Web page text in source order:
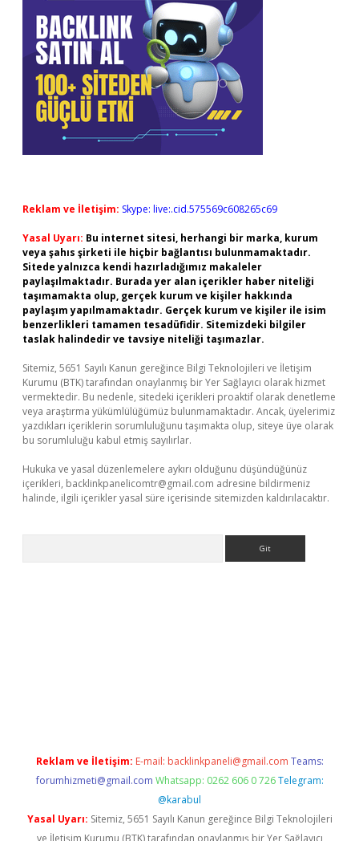
Reklam ve İletişim: Skype: live:.cid.575569c608265c69
Yasal Uyarı: Bu internet sitesi, herhangi bir marka, kurum
veya şahıs şirketi ile hiçbir bağlantısı bulunmamaktadır.
Sitede yalnızca kendi hazırladığımız makaleler
paylaşılmaktadır. Burada yer alan içerikler haber niteliği
taşımamakta olup, gerçek kurum ve kişiler hakkında
paylaşım yapılmamaktadır. Gerçek kurum ve kişiler ile isim
benzerlikleri tamamen tesadüfidir. Sitemizdeki bilgiler
taslak halindedir ve tavsiye niteliği taşımazlar.
Sitemiz, 5651 Sayılı Kanun gereğince Bilgi Teknolojileri ve İletişim
Kurumu (BTK) tarafından onaylanmış bir Yer Sağlayıcı olarak hizmet
vermektedir. Bu nedenle, sitedeki içerikleri proaktif olarak denetleme
veya araştırma yükümlülüğümüz bulunmamaktadır. Ancak, üyelerimiz
yazdıkları içeriklerin sorumluluğunu taşımakta olup, siteye üye olarak
bu sorumluluğu kabul etmiş sayılırlar.
Hukuka ve yasal düzenlemelere aykırı olduğunu düşündüğünüz
içerikleri, backlinkpanelicomtr@gmail.com adresine bildirmeniz
halinde, ilgili içerikler yasal süre içerisinde sitemizden kaldırılacaktır.
Reklam ve İletişim: E-mail: backlinkpaneli@gmail.com Teams:
forumhizmeti@gmail.com Whatsapp: 0262 606 0 726 Telegram:
@karabul
Yasal Uyarı: Sitemiz, 5651 Sayılı Kanun gereğince Bilgi Teknolojileri
ve İletişim Kurumu (BTK) tarafından onaylanmış bir Yer Sağlayıcı